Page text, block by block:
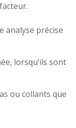
analyse précise
lorsqu’ils sont
ou collants que